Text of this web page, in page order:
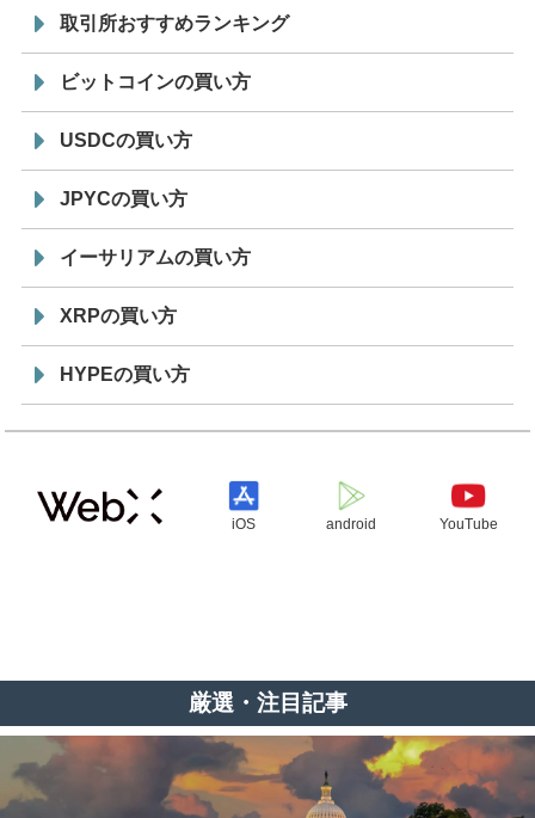
取引所おすすめランキング
ビットコインの買い方
USDCの買い方
JPYCの買い方
イーサリアムの買い方
XRPの買い方
HYPEの買い方
iOS android YouTube
厳選・注目記事